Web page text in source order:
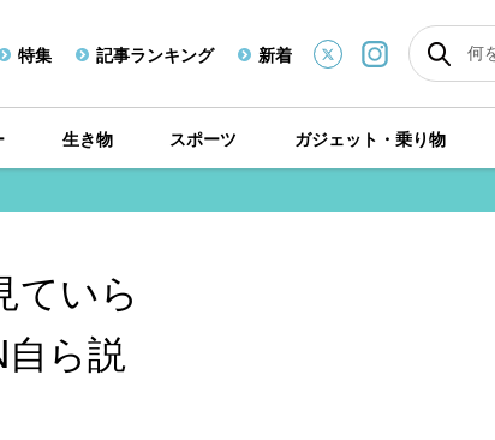
特集 記事ランキング 新着
生き物 スポーツ ガジェット・乗り物
ていら
ら説